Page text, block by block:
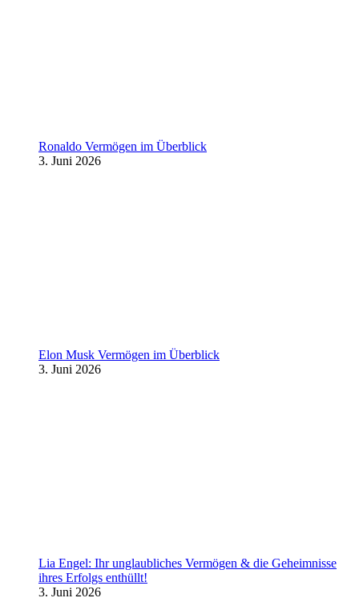
Ronaldo Vermögen im Überblick
3. Juni 2026
Elon Musk Vermögen im Überblick
3. Juni 2026
Lia Engel: Ihr unglaubliches Vermögen & die Geheimnisse
ihres Erfolgs enthüllt!
3. Juni 2026